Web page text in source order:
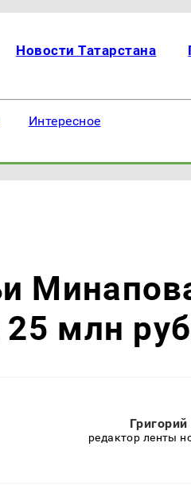
Новости Татарстана
Интересное
25 млн
редактор ленты